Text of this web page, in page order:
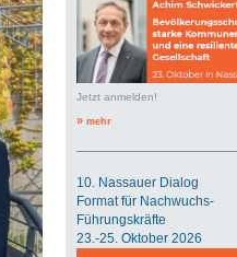
Jetzt anmelden!
» mehr
10. Nassauer Dialog
Format für Nachwuchs-
Führungskräfte
23.-25. Oktober 2026